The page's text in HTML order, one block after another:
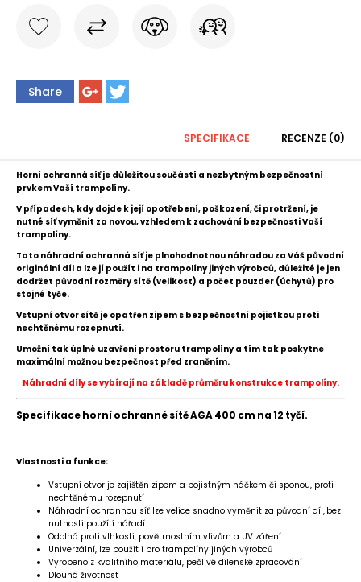
Share
SPECIFIKACE RECENZE (0)
Horní ochranná síť je důležitou součástí a nezbytným bezpečnostní
prvkem Vaší trampolíny.
V případech, kdy dojde k její opotřebení, poškození, či protržení, je
nutné síťvyměnit za novou, vzhledem k zachování bezpečnosti Vaší
trampolíny.
Tato náhradní ochranná síť je plnohodnotnou náhradou za Váš původní
originální díl a lze jí použít i na trampolíny jiných výrobců, důležité je jen
dodržet původní rozměry sítě (velikost) a počet pouzder (úchytů) pro
stojné tyče.
Vstupní otvor sítě je opatřen zipem s bezpečnostní pojistkou proti
nechtěnému rozepnutí.
Umožní tak úplné uzavření prostoru trampolíny a tím tak poskytne
maximální možnou bezpečnost před zraněním.
Náhradní díly se vybírají na základě průměru konstrukce trampolíny.
Specifikace horní ochranné sítě AGA 400 cm na 12 tyčí.
Vlastnosti a funkce:
Vstupní otvor je zajištěn zipem a pojistným háčkem či sponou, proti
nechtěnému rozepnutí
Náhradní ochrannou síť lze velice snadno vyměnit za původní díl, bez
nutnosti použítí nářadí
Odolná proti vlhkosti, povětrnostním vlivům a UV záření
Univerzální, lze použít i pro trampolíny jiných výrobců
Vyrobeno z kvalitního materiálu, pečlivé dílenské zpracování
Dlouhá životnost